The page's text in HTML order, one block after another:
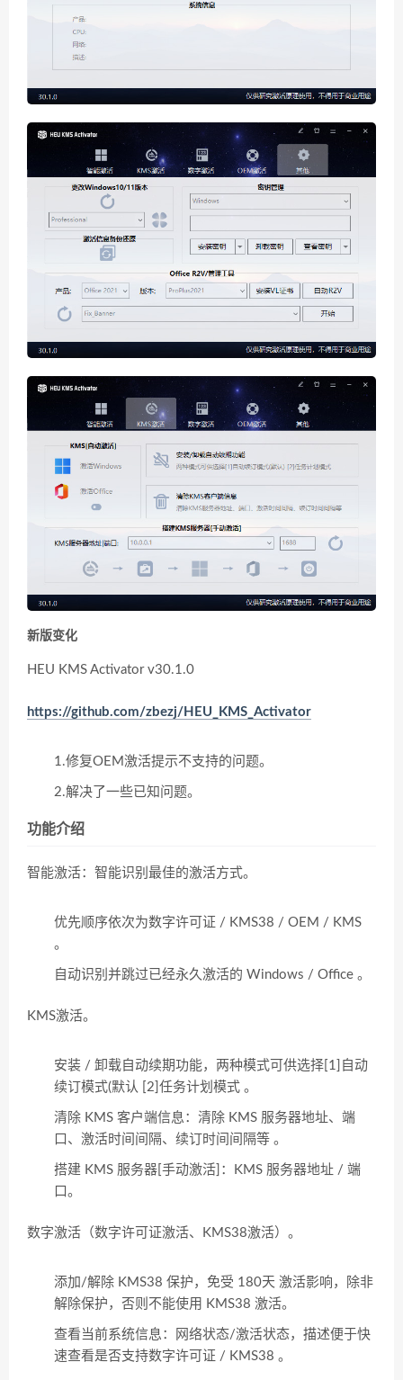
新版变化
HEU KMS Activator v30.1.0
https://github.com/zbezj/HEU_KMS_Activator
1.修复OEM激活提示不支持的问题。
2.解决了一些已知问题。
功能介绍
智能激活：智能识别最佳的激活方式。
优先顺序依次为数字许可证 / KMS38 / OEM / KMS
。
自动识别并跳过已经永久激活的 Windows / Office 。
KMS激活。
安装 / 卸载自动续期功能，两种模式可供选择[1]自动
续订模式(默认 [2]任务计划模式 。
清除 KMS 客户端信息：清除 KMS 服务器地址、端
口、激活时间间隔、续订时间间隔等 。
搭建 KMS 服务器[手动激活]：KMS 服务器地址 / 端
口。
数字激活（数字许可证激活、KMS38激活）。
添加/解除 KMS38 保护，免受 180天 激活影响，除非
解除保护，否则不能使用 KMS38 激活。
查看当前系统信息：网络状态/激活状态，描述便于快
速查看是否支持数字许可证 / KMS38 。